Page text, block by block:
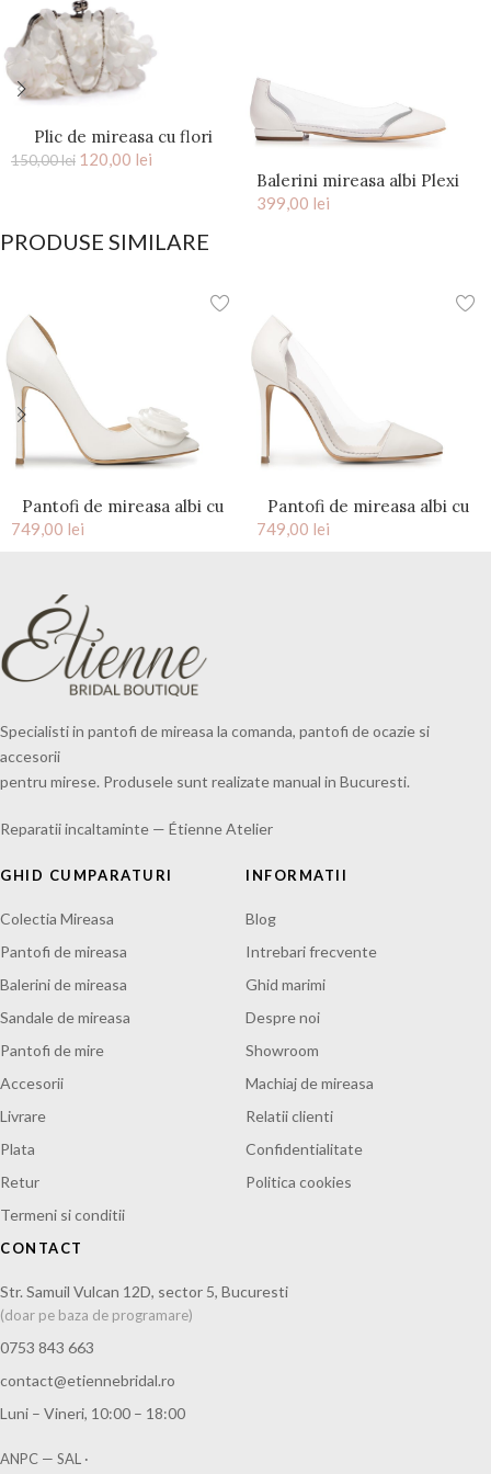
Plic de mireasa cu flori
saten Ivory Kiss
150,00lei 120,00 lei
Balerini mireasa albi Plexi
399,00 lei
PRODUSE SIMILARE
Pantofi de mireasa albi cu
floare satin si accesoriu
749,00 lei
Pantofi de mireasa albi cu
material transparent Plexi
749,00 lei
Specialisti in pantofi de mireasa la comanda, pantofi de ocazie si
accesorii
pentru mirese. Produsele sunt realizate manual in Bucuresti.
Reparatii incaltaminte — Étienne Atelier
GHID CUMPARATURI
Colectia Mireasa
Pantofi de mireasa
Balerini de mireasa
Sandale de mireasa
Pantofi de mire
Accesorii
Livrare
Plata
Retur
Termeni si conditii
INFORMATII
Blog
Intrebari frecvente
Ghid marimi
Despre noi
Showroom
Machiaj de mireasa
Relatii clienti
Confidentialitate
Politica cookies
CONTACT
Str. Samuil Vulcan 12D, sector 5, Bucuresti
(doar pe baza de programare)
0753 843 663
contact@etiennebridal.ro
Luni – Vineri, 10:00 – 18:00
ANPC — SAL ·